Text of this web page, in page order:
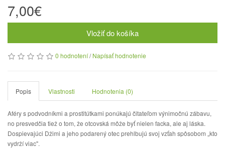
7,00€
Vložiť do košíka
0 hodnotení/Napísať hodnotenie
Popis Vlastnosti Hodnotenia (0)
Aféry s podvodníkmi a prostitútkami ponúkajú čitateľom výnimočnú zábavu,
no presvedčia tiež o tom, že otcovská môže byť nielen facka, ale aj láska.
Dospievajúci Džimi a jeho podarený otec prehlbujú svoj vzťah spôsobom „kto
vydrží viac".